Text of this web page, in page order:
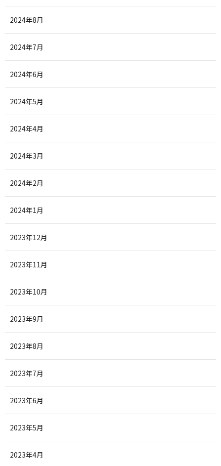
2024年8月
2024年7月
2024年6月
2024年5月
2024年4月
2024年3月
2024年2月
2024年1月
2023年12月
2023年11月
2023年10月
2023年9月
2023年8月
2023年7月
2023年6月
2023年5月
2023年4月